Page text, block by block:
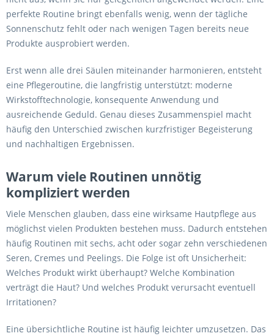
perfekte Routine bringt ebenfalls wenig, wenn der tägliche
Sonnenschutz fehlt oder nach wenigen Tagen bereits neue
Produkte ausprobiert werden.
Erst wenn alle drei Säulen miteinander harmonieren, entsteht
eine Pflegeroutine, die langfristig unterstützt: moderne
Wirkstofftechnologie, konsequente Anwendung und
ausreichende Geduld. Genau dieses Zusammenspiel macht
häufig den Unterschied zwischen kurzfristiger Begeisterung
und nachhaltigen Ergebnissen.
Warum viele Routinen unnötig
kompliziert werden
Viele Menschen glauben, dass eine wirksame Hautpflege aus
möglichst vielen Produkten bestehen muss. Dadurch entstehen
häufig Routinen mit sechs, acht oder sogar zehn verschiedenen
Seren, Cremes und Peelings. Die Folge ist oft Unsicherheit:
Welches Produkt wirkt überhaupt? Welche Kombination
verträgt die Haut? Und welches Produkt verursacht eventuell
Irritationen?
Eine übersichtliche Routine ist häufig leichter umzusetzen. Das